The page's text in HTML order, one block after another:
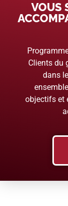
VOUS
Clients du
dans
objectifs et